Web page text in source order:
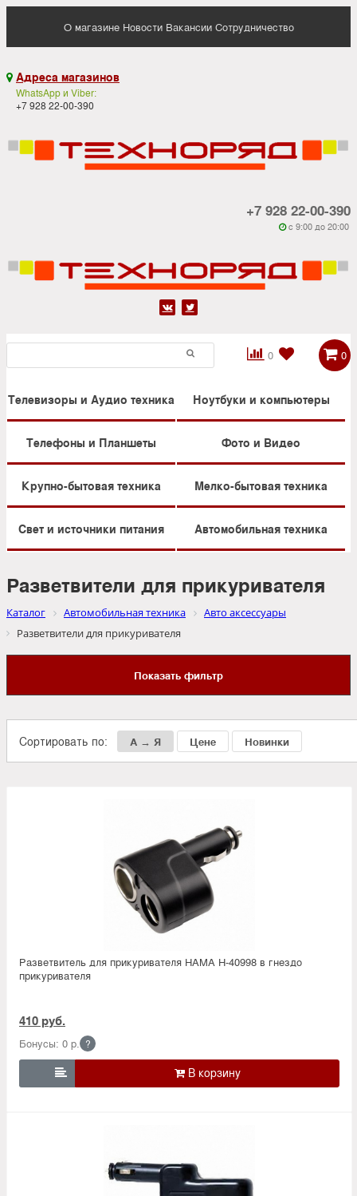
О магазине Новости Вакансии Сотрудничество
 Адреса магазинов
WhatsApp и Viber:
+7 928 22-00-390
+7 928 22-00-390
 c 9:00 до 20:00
 
0

 0
Телевизоры и Аудио техника Ноутбуки и компьютеры
Телефоны и Планшеты Фото и Видео
Крупно-бытовая техника Мелко-бытовая техника
Свет и источники питания Автомобильная техника
Разветвители для прикуривателя
Каталог Автомобильная техника
Авто аксессуары
Разветвители для прикуривателя
Показать фильтр
Сортировать по: А → Я Цене Новинки
Разветвитель для прикуривателя HAMA H-40998 в гнездо
прикуривателя
410 руб.
Бонусы: 0 р. ?
